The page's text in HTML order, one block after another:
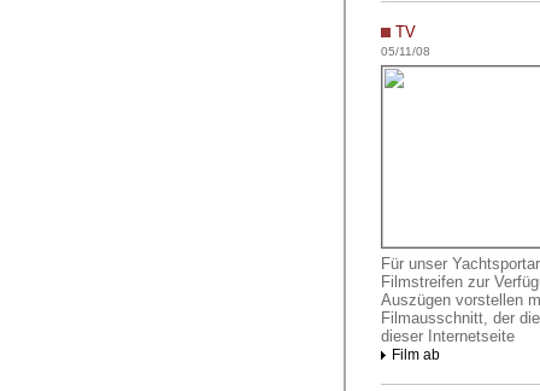
TV
05/11/08
Für unser
Filmstreifen zur
Auszügen vorstellen
Filmausschnitt, der
dieser Internetseite
Film ab